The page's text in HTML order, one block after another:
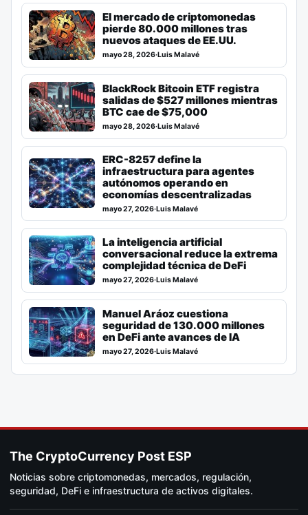
El mercado de criptomonedas
pierde 80.000 millones tras
nuevos ataques de EE.UU.
mayo 28, 2026·Luis Malavé
BlackRock Bitcoin ETF registra
salidas de $527 millones mientras
BTC cae de $75,000
mayo 28, 2026·Luis Malavé
ERC-8257 define la
infraestructura para agentes
autónomos operando en
economías descentralizadas
mayo 27, 2026·Luis Malavé
La inteligencia artificial
conversacional reduce la extrema
complejidad técnica de DeFi
mayo 27, 2026·Luis Malavé
Manuel Aráoz cuestiona
seguridad de 130.000 millones
en DeFi ante avances de IA
mayo 27, 2026·Luis Malavé
The CryptoCurrency Post ESP
Noticias sobre criptomonedas, mercados, regulación,
seguridad, DeFi e infraestructura de activos digitales.